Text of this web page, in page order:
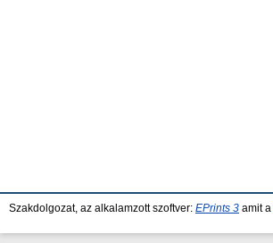
Szakdolgozat, az alkalamzott szoftver: EPrints 3 amit a